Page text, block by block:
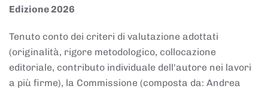
Edizione 2026
Tenuto conto dei criteri di valutazione adottati
(originalità, rigore metodologico, collocazione
editoriale, contributo individuale dell'autore nei lavori
a più firme), la Commissione (composta da: Andrea